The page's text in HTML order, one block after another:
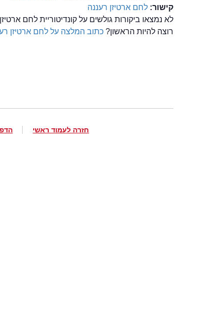
קישור:לחם ארטיזן רעננה
לא נמצאו ביקורות גולשים על קונדיטוריית לחם
רוצה להיות הראשון?כתוב המלצה על לחם ארטיזן
חזרה לעמוד ראשי